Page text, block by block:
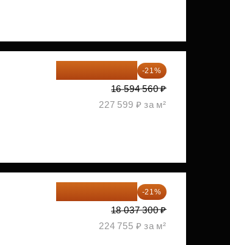
-21%
16 594 560 ₽
227 599 ₽ за м²
-21%
18 037 300 ₽
224 755 ₽ за м²